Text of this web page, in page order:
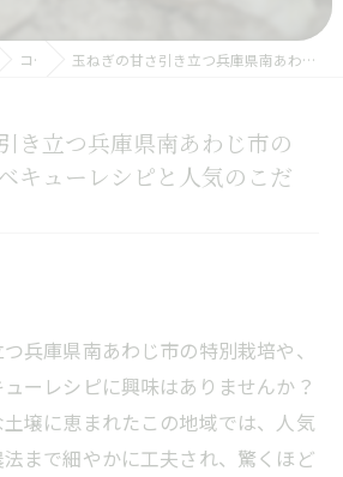
コラム 玉ねぎの甘さ引き立つ兵庫県南あわじ市の特別栽培バーベキューレシピと人気のこだわり活用術
き立つ兵庫県南あわじ市の
キューレシピと人気のこだ
兵庫県南あわじ市の特別栽培や、
ーレシピに興味はありませんか？
壌に恵まれたこの地域では、人気
まで細やかに工夫され、驚くほど